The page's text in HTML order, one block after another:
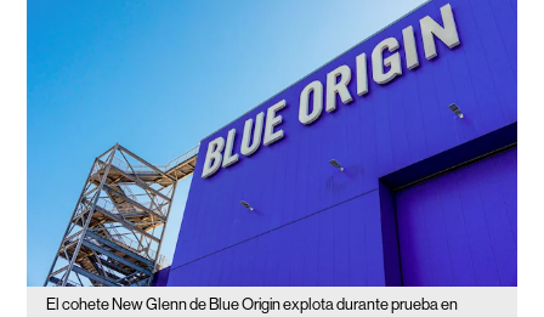
El cohete New Glenn de Blue Origin explota durante prueba en